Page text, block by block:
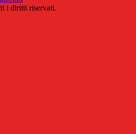
i diritti riservati.